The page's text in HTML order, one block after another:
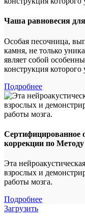
Чаша равновесия
Особая песочница,
камня, не только
являет собой
конструкция которого
Подробнее
Сертифицированное
коррекции по
Эта
взрослых и
работы мозга.
Подробнее
Загрузить